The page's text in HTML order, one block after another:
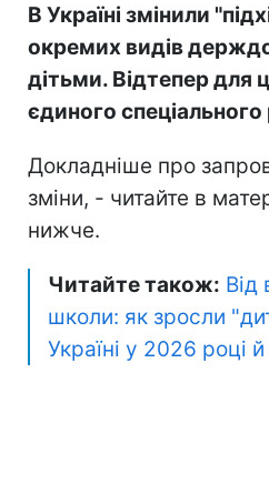
В Україні змінили
окремих видів
дітьми. Відтепер для
єдиного спеціального
Докладніше про
зміни, - читайте в
нижче.
Читайте також: Від
школи: як зросли
Україні у 2026 році